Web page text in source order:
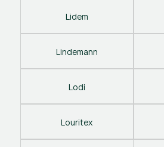
Lidem
Lindemann
Lodi
Louritex